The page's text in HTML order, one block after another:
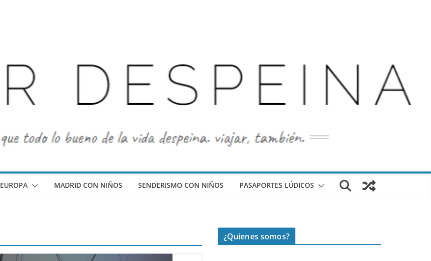
EUROPA MADRID CON NIÑOS SENDERISMO CON NIÑOS PASAPORTES LÚDICOS
¿Quienes somos?